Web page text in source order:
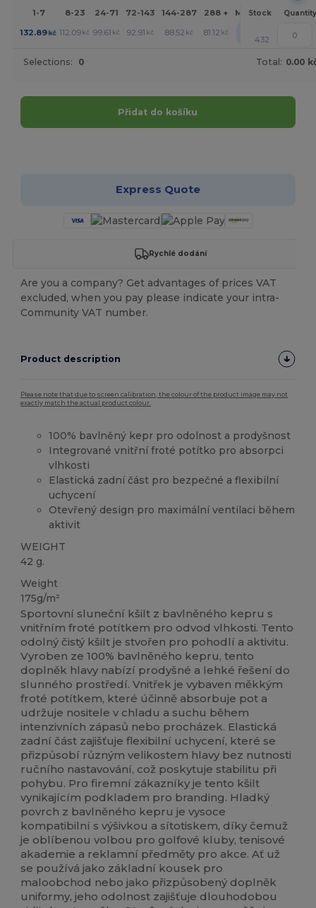
1-7
8-23 24-71 72-143 144-287 288 + MoreStock Quantity
132.89kč 112.09 kč 99.61 kč 92.91 kč 88.52 kč 81.12 kč
432
Selections: 0 Total: 0.00
Přidat do košíku
Express Quote
Rychlé dodání
Are you a company? Get advantages of prices VAT
excluded, when you pay please indicate your intra-
Community VAT number.
Product description
Please note that due to screen calibration, the colour of the product image may not
exactly match the actual product colour.
100% bavlněný kepr pro odolnost a prodyšnost
Integrované vnitřní froté potítko pro absorpci
vlhkosti
Elastická zadní část pro bezpečné a flexibilní
uchycení
Otevřený design pro maximální ventilaci během
aktivit
WEIGHT
42 g.
Weight
175g/m²
Sportovní sluneční kšilt z bavlněného kepru s
vnitřním froté potítkem pro odvod vlhkosti. Tento
odolný čistý kšilt je stvořen pro pohodlí a aktivitu.
Vyroben ze 100% bavlněného kepru, tento
doplněk hlavy nabízí prodyšné a lehké řešení do
slunného prostředí. Vnitřek je vybaven měkkým
froté potítkem, které účinně absorbuje pot a
udržuje nositele v chladu a suchu během
intenzivních zápasů nebo procházek. Elastická
zadní část zajišťuje flexibilní uchycení, které se
přizpůsobí různým velikostem hlavy bez nutnosti
ručního nastavování, což poskytuje stabilitu při
pohybu. Pro firemní zákazníky je tento kšilt
vynikajícím podkladem pro branding. Hladký
povrch z bavlněného kepru je vysoce
kompatibilní s výšivkou a sítotiskem, díky čemuž
je oblíbenou volbou pro golfové kluby, tenisové
akademie a reklamní předměty pro akce. Ať už
se používá jako základní kousek pro
maloobchod nebo jako přizpůsobený doplněk
uniformy, jeho odolnost zajišťuje dlouhodobou